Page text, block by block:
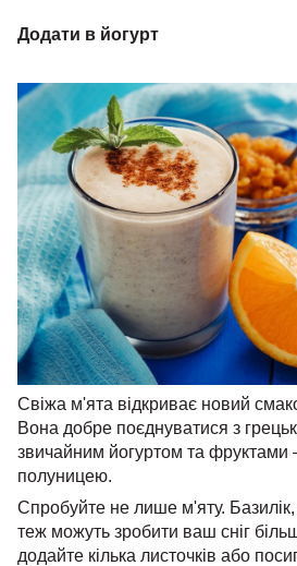
Додати в йогурт
Свіжа м'ята відкриває новий
Вона добре поєднуватися з
звичайним йогуртом та
полуницею.
Спробуйте не лише м'яту. Базилік,
теж можуть зробити ваш сніг
додайте кілька листочків або